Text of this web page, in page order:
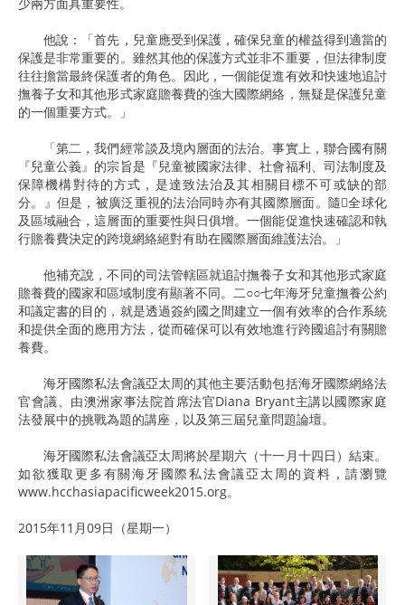
他說：「首先，兒童應受到保護，確保兒童的權益得到適當的
保護是非常重要的。雖然其他的保護方式並非不重要，但法律制度
往往擔當最終保護者的角色。因此，一個能促進有效和快速地追討
撫養子女和其他形式家庭贍養費的強大國際網絡，無疑是保護兒童
的一個重要方式。」
「第二，我們經常談及境內層面的法治。事實上，聯合國有關
『兒童公義』的宗旨是『兒童被國家法律、社會福利、司法制度及
保障機構對待的方式，是達致法治及其相關目標不可或缺的部
分。』但是，被廣泛重視的法治同時亦有其國際層面。隨全球化
及區域融合，這層面的重要性與日俱增。一個能促進快速確認和執
行贍養費決定的跨境網絡絕對有助在國際層面維護法治。」
他補充說，不同的司法管轄區就追討撫養子女和其他形式家庭
贍養費的國家和區域制度有顯著不同。二○○七年海牙兒童撫養公約
和議定書的目的，就是透過簽約國之間建立一個有效率的合作系統
和提供全面的應用方法，從而確保可以有效地進行跨國追討有關贍
養費。
海牙國際私法會議亞太周的其他主要活動包括海牙國際網絡法
官會議、由澳洲家事法院首席法官Diana Bryant主講以國際家庭
法發展中的挑戰為題的講座，以及第三屆兒童問題論壇。
海牙國際私法會議亞太周將於星期六（十一月十四日）結束。
如欲獲取更多有關海牙國際私法會議亞太周的資料，請瀏覽
www.hcchasiapacificweek2015.org。
2015年11月09日（星期一）